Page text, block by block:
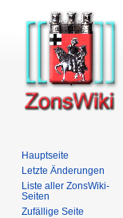
Hauptseite
Letzte Änderungen
Liste aller ZonsWiki-
Seiten
Zufällige Seite